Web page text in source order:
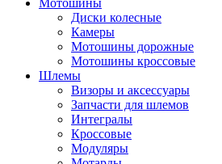
Мотошины
Диски колесные
Камеры
Мотошины дорожные
Мотошины кроссовые
Шлемы
Визоры и аксессуары
Запчасти для шлемов
Интегралы
Кроссовые
Модуляры